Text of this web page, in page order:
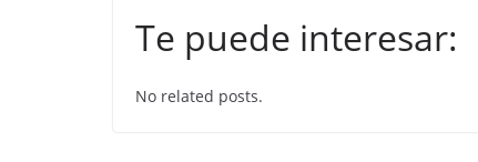
c
e
b
itt
er
at k
Te puede interesar:
No related posts.